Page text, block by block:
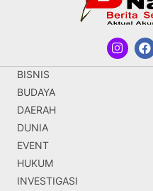
BISNIS
BUDAYA
DAERAH
DUNIA
EVENT
HUKUM
INVESTIGASI